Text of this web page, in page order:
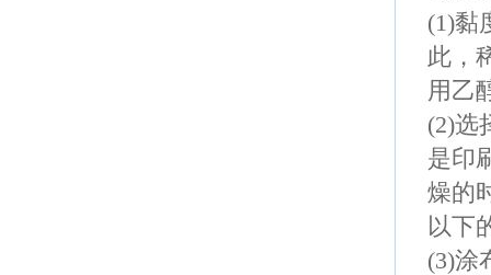
(1)黏
此，
用乙
(2)选
是印
燥的
以下
(3)涂